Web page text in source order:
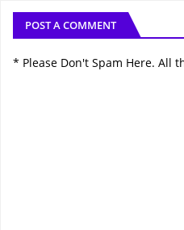
POST A COMMENT
* Please Don't Spam Here. All